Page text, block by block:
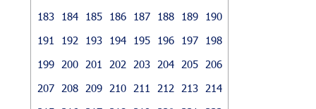
183
184 185 186 187 188 189
190
191
192 193 194 195 196 197
198
199
200 201 202 203 204 205
206
207
208 209 210 211 212 213
214